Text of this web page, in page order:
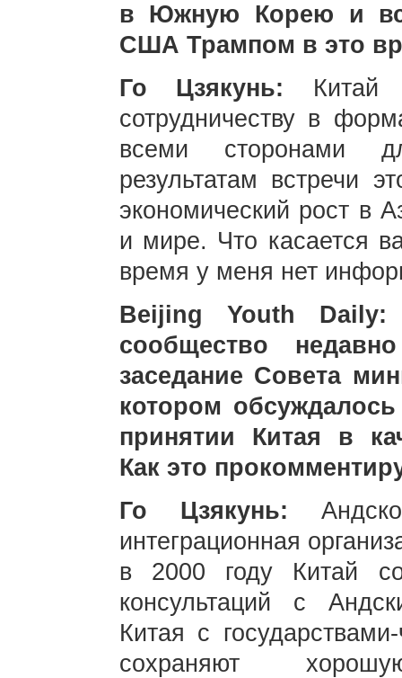
в Южную Корею и
США Трампом в это
Го Цзякунь: Китай
сотрудничеству в
всеми сторонами
результатам встречи
экономический рост в
и мире. Что касается
время у меня нет
Beijing Youth Daily:
сообщество
заседание Совета
котором
принятии Китая в
Как это
Го Цзякунь:
интеграционная
в 2000 году Китай
консультаций с
Китая с
сохраняют